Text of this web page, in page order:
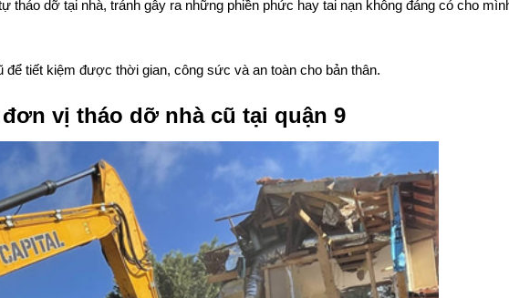
tháo dỡ tại nhà, tránh gây ra những phiền phức hay tai nạn không đáng có cho mình
tiết kiệm được thời gian, công sức và an toàn cho bản thân.
vị tháo dỡ nhà cũ tại quận 9